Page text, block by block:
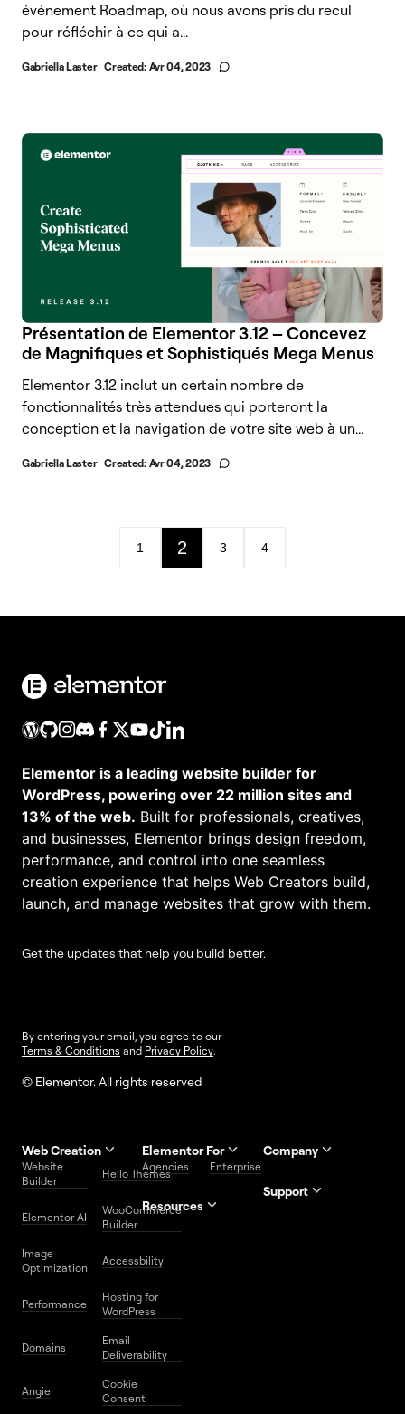
événement Roadmap, où nous avons pris du recul
pour réfléchir à ce qui a...
Gabriella Laster Created: Avr 04, 2023
Présentation de Elementor 3.12 – Concevez
de Magnifiques et Sophistiqués Mega Menus
Elementor 3.12 inclut un certain nombre de
fonctionnalités très attendues qui porteront la
conception et la navigation de votre site web à un...
Gabriella Laster Created: Avr 04, 2023
1 2 3 4
Elementor is a leading website builder for
WordPress, powering over 22 million sites and
13% of the web. Built for professionals, creatives,
and businesses, Elementor brings design freedom,
performance, and control into one seamless
creation experience that helps Web Creators build,
launch, and manage websites that grow with them.
Get the updates that help you build better.
By entering your email, you agree to our
Terms & Conditions and Privacy Policy
© Elementor. All rights reserved
Web Creation
Website
Builder
Hello Themes
Elementor AI
WooCommerce
Builder
Image
Optimization
Accessbility
Performance
Hosting for
WordPress
Domains
Email
Deliverability
Angie
Cookie
Consent
Elementor For
Agencies Enterprise
Resources
Website
Free
Elementor
Download
Utilities
Center
Company
Support